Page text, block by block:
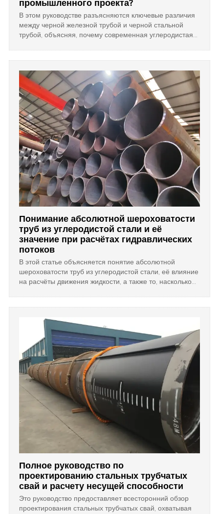
промышленного проекта?
В этом руководстве разъясняются ключевые различия
между черной железной трубой и черной стальной
трубой, объясняя, почему современная углеродистая
железом.
Понимание абсолютной шероховатости
труб из углеродистой стали и её
значение при расчётах гидравлических
потоков
В этой статье объясняется понятие абсолютной
шероховатости труб из углеродистой стали, её влияние
на расчёты движения жидкости, а также то, насколько
Полное руководство по
проектированию стальных трубчатых
свай и расчету несущей способности
Это руководство предоставляет всесторонний обзор
проектирования стальных трубчатых свай, охватывая